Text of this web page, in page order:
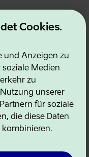
Cookies.
und Anzeigen zu
Medien
zu
unserer
für soziale
die diese Daten